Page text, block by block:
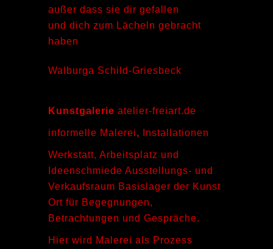
außer dass sie dir gefallen
und dich zum Lächeln gebracht
haben
Walburga Schild-Griesbeck
Kunstgalerie atelier-freiart.de
informelle Malerei, Installationen
Werkstatt, Arbeitsplatz und
Ideenschmiede Ausstellungs- und
Verkaufsraum Basislager der Kunst
Ort für Begegnungen,
Betrachtungen und Gespräche.
Hier wird Malerei als Prozess